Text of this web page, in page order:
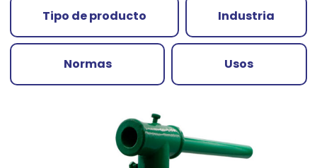
Tipo de producto Industria
Normas Usos